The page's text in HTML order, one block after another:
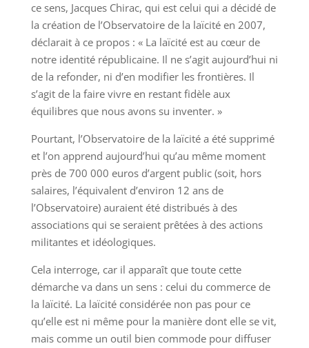
ce sens, Jacques Chirac, qui est celui qui a décidé de
la création de l’Observatoire de la laïcité en 2007,
déclarait à ce propos : « La laïcité est au cœur de
notre identité républicaine. Il ne s’agit aujourd’hui ni
de la refonder, ni d’en modifier les frontières. Il
s’agit de la faire vivre en restant fidèle aux
équilibres que nous avons su inventer. »
Pourtant, l’Observatoire de la laïcité a été supprimé
et l’on apprend aujourd’hui qu’au même moment
près de 700 000 euros d’argent public (soit, hors
salaires, l’équivalent d’environ 12 ans de
l’Observatoire) auraient été distribués à des
associations qui se seraient prêtées à des actions
militantes et idéologiques.
Cela interroge, car il apparaît que toute cette
démarche va dans un sens : celui du commerce de
la laïcité. La laïcité considérée non pas pour ce
qu’elle est ni même pour la manière dont elle se vit,
mais comme un outil bien commode pour diffuser